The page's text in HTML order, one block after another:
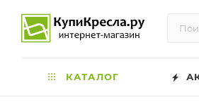
КАТАЛОГ